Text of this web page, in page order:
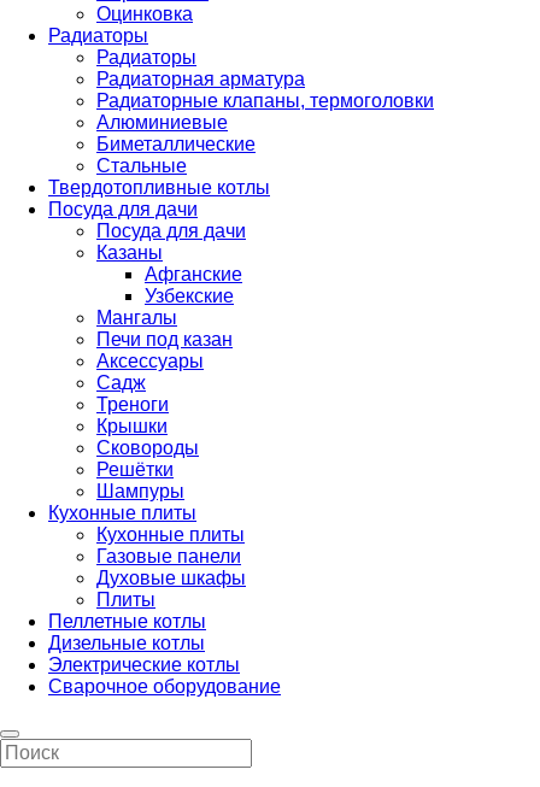
Оцинковка
Радиаторы
Радиаторы
Радиаторная арматура
Радиаторные клапаны, термоголовки
Алюминиевые
Биметаллические
Стальные
Твердотопливные котлы
Посуда для дачи
Посуда для дачи
Казаны
Афганские
Узбекские
Мангалы
Печи под казан
Аксессуары
Садж
Треноги
Крышки
Сковороды
Решётки
Шампуры
Кухонные плиты
Кухонные плиты
Газовые панели
Духовые шкафы
Плиты
Пеллетные котлы
Дизельные котлы
Электрические котлы
Сварочное оборудование